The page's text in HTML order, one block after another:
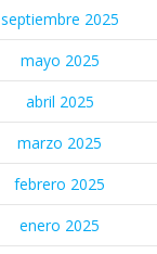
septiembre 2025
mayo 2025
abril 2025
marzo 2025
febrero 2025
enero 2025